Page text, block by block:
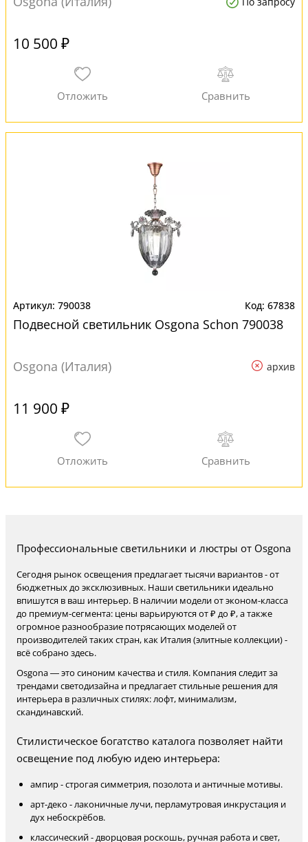
10 500 ₽
790038 67838
Подвесной светильник Osgona Schon 790038
Osgona (Италия) архив
11 900 ₽
Профессиональные светильники и люстры от Osgona
Сегодня рынок освещения предлагает тысячи вариантов - от
бюджетных до эксклюзивных. Наши светильники идеально
впишутся в ваш интерьер. В наличии модели от эконом-класса
до премиум-сегмента: цены варьируются от ₽ до ₽, а также
огромное разнообразие потрясающих моделей от
производителей таких стран, как Италия (элитные коллекции) -
всё собрано здесь.
Osgona — это синоним качества и стиля. Компания следит за
трендами светодизайна и предлагает стильные решения для
интерьера в различных стилях: лофт, минимализм,
скандинавский.
Стилистическое богатство каталога позволяет найти
освещение под любую идею интерьера:
ампир - строгая симметрия, позолота и античные мотивы.
арт-деко - лаконичные лучи, перламутровая инкрустация и
дух небоскрёбов.
классический - дворцовая роскошь, ручная работа и свет,